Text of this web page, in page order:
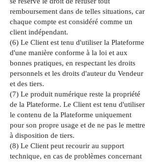
remboursement dans de telles situations, car
chaque compte est considéré comme un
client indépendant.
(6) Le Client est tenu d'utiliser la Plateforme
d'une manière conforme à la loi et aux
bonnes pratiques, en respectant les droits
personnels et les droits d'auteur du Vendeur
et des tiers.
(7) Le produit numérique reste la propriété
de la Plateforme. Le Client est tenu d'utiliser
le contenu de la Plateforme uniquement
pour son propre usage et de ne pas le mettre
à disposition de tiers.
(8) Le Client peut recourir au support
technique, en cas de problèmes concernant